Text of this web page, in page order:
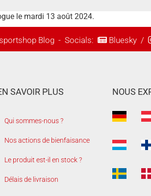
le mardi 13 août 2024.
Blog- Socials: Bluesky/
SAVOIR PLUS
Qui sommes-nous ?
Nos actions de bienfaisance
Le produit est-il en stock ?
Délais de livraison
NOUS